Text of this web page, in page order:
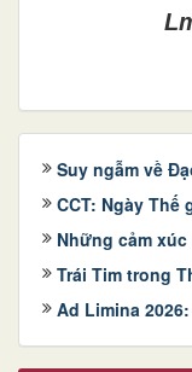
Suy ngẫm về
CCT: Ngày
Những cảm
Trái Tim trong
Ad Limina